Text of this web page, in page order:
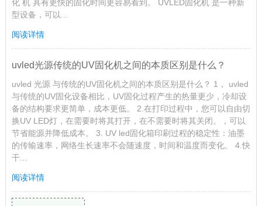
UV LED光源固化设备
UVled光源固化设备 UVled光源多少钱？ 决定 uvled光固机 ，
uvled光固机 价格的因素也称为 uv光固机 。 UV LED 光源的光输
出非常好。LED的光输出可以很好地控制光输出的均匀性，甚至可
以使用计算机严格的色彩控制所需的光输出来提高固化效率。 水
化 机 具有更快的固化时间更容易看到。 UVLED固化机 是一种新
型设备，可以...